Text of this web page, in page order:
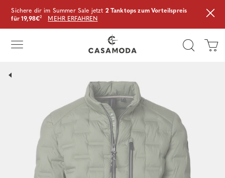
Sichere dir im Summer Sale jetzt 2 Tanktops zum Vorteilspreis
für 19,98€² MEHR ERFAHREN